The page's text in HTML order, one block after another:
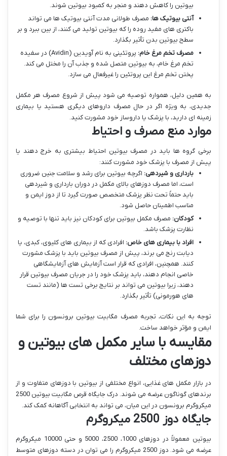
بیوتین را کاهش دهند و منجر به کمبود بیوتین شوند.
آنتی بیوتیک ها: مصرف طولانی مدت آنتی بیوتیک ها می تواند
باکتری های مفید روده را که بیوتین تولید می کنند، از بین ببرد و بر
سطح بیوتین بدن تأثیر بگذارد.
مصرف تخم مرغ خام:
پروتئینی به نام آویدین (Avidin) در سفیده
تخم مرغ خام، به بیوتین متصل شده و جذب آن را مختل می کند.
پختن تخم مرغ این پروتئین را غیرفعال می سازد.
به همین دلیل، همواره توصیه می شود پیش از شروع مصرف هر مکمل
جدیدی، به ویژه اگر در حال مصرف داروهای دیگری هستید یا بیماری
زمینه ای دارید، با پزشک یا داروساز خود مشورت کنید.
موارد منع مصرف و احتیاط
برخی گروه ها باید در مصرف بیوتین احتیاط بیشتری به خرج دهند یا
پیش از مصرف با پزشک خود مشورت کنند:
بارداری و شیردهی: اگرچه بیوتین برای رشد و سلامت جنین ضروری
است، اما مصرف دوزهای بالای مکمل در دوران بارداری و شیردهی
باید حتماً تحت نظر پزشک متخصص صورت گیرد تا از دوز ایمن و
مناسب اطمینان حاصل شود.
کودکان: مصرف مکمل بیوتین برای کودکان نیز باید تنها با توصیه و
نظارت پزشک باشد.
افراد با بیماری های خاص: افرادی که از بیماری های کلیوی، کبدی، یا
دیابت رنج می برند، پیش از مصرف بیوتین باید با پزشک مشورت
کنند. همچنین، افرادی که قرار است آزمایش های آزمایشگاهی
خاصی انجام دهند، باید پزشک خود را در جریان مصرف بیوتین قرار
دهند، زیرا بیوتین می تواند بر نتایج برخی تست ها (مانند تست
های هورمونی) تأثیر بگذارد.
توجه به این نکات، تجربه مصرف مگابیت بیوتین برونسون را برای شما
ایمن و مؤثر خواهد ساخت.
مقایسه با سایر مکمل های بیوتین و
دوزهای مختلف
در بازار مکمل های غذایی، انواع مختلفی از بیوتین با دوزهای متفاوت و از
برندهای گوناگون عرضه می شوند. درک جایگاه قرص مگابیت بیوتین 2500
میکروگرم برونسون در این میان، می تواند به انتخابی آگاهانه کمک کند.
جایگاه دوز 2500 میکروگرم
بیوتین معمولاً در دوزهای 1000، 2500، 5000 و حتی 10000 میکروگرم
عرضه می شود. دوز 2500 میکروگرم را می توان در دسته دوزهای متوسط